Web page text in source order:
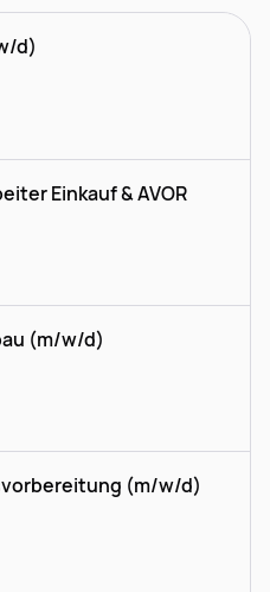
d)
Einkauf & AVOR
(m/w/d)
(m/w/d)